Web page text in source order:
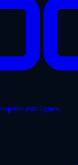
entregues.